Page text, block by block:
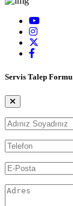
Servis Talep Formu